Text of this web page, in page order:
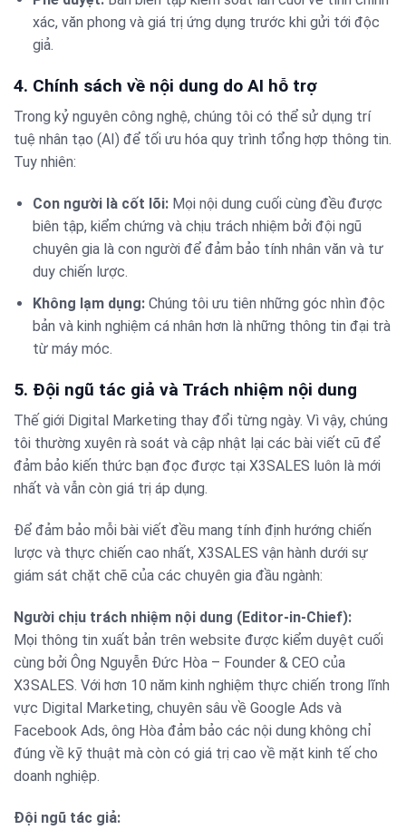
xác, văn phong và giá trị ứng dụng trước khi gửi tới độc
giả.
4. Chính sách về nội dung do AI hỗ trợ
Trong kỷ nguyên công nghệ, chúng tôi có thể sử dụng trí
tuệ nhân tạo (AI) để tối ưu hóa quy trình tổng hợp thông tin.
Tuy nhiên:
Con người là cốt lõi:Mọi nội dung cuối cùng đều được
biên tập, kiểm chứng và chịu trách nhiệm bởi đội ngũ
chuyên gia là con người để đảm bảo tính nhân văn và tư
duy chiến lược.
Không lạm dụng:Chúng tôi ưu tiên những góc nhìn độc
bản và kinh nghiệm cá nhân hơn là những thông tin đại trà
từ máy móc.
5. Đội ngũ tác giả và Trách nhiệm nội dung
Thế giới Digital Marketing thay đổi từng ngày. Vì vậy, chúng
tôi thường xuyên rà soát và cập nhật lại các bài viết cũ để
đảm bảo kiến thức bạn đọc được tại X3SALES luôn là mới
nhất và vẫn còn giá trị áp dụng.
Để đảm bảo mỗi bài viết đều mang tính định hướng chiến
lược và thực chiến cao nhất, X3SALES vận hành dưới sự
giám sát chặt chẽ của các chuyên gia đầu ngành:
Người chịu trách nhiệm nội dung (Editor-in-Chief):
Mọi thông tin xuất bản trên website được kiểm duyệt cuối
cùng bởi Ông Nguyễn Đức Hòa – Founder & CEO của
X3SALES. Với hơn 10 năm kinh nghiệm thực chiến trong lĩnh
vực Digital Marketing, chuyên sâu về Google Ads và
Facebook Ads, ông Hòa đảm bảo các nội dung không chỉ
đúng về kỹ thuật mà còn có giá trị cao về mặt kinh tế cho
doanh nghiệp.
Đội ngũ tác giả: